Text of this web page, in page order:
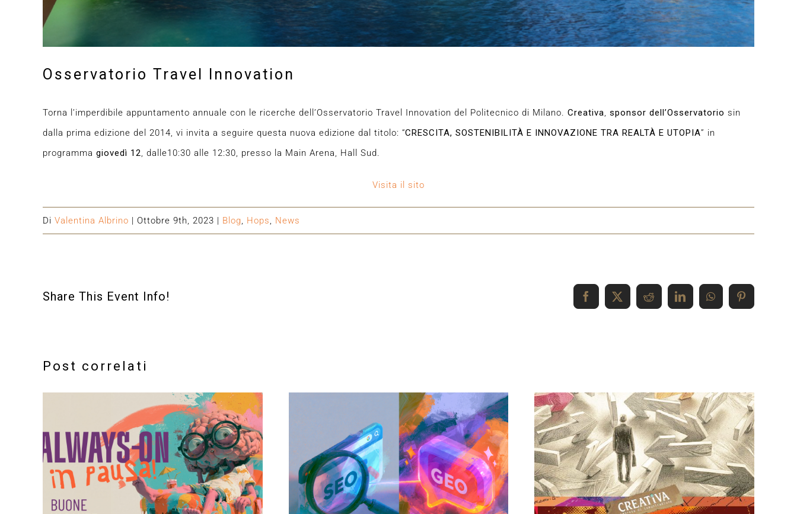
Osservatorio Travel Innovation
Torna l’imperdibile appuntamento annuale con le ricerche dell’Osservatorio Travel Innovation del Politecnico di Milano. Creativa, sponsor dell’Osservatorio sin
dalla prima edizione del 2014, vi invita a seguire questa nuova edizione dal titolo: “CRESCITA, SOSTENIBILITÀ E INNOVAZIONE TRA REALTÀ E UTOPIA” in
programma giovedì 12, dalle10:30 alle 12:30, presso la Main Arena, Hall Sud.
Visita il sito
Di Valentina Albrino | Ottobre 9th, 2023 | Blog, Hops, News
Share This Event Info! Facebook
X RedditLinkedInWhatsAppPinterest
Post correlati